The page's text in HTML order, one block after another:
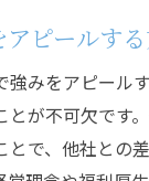
ピールす
強みをアピール
とが不可欠です
とで、他社との